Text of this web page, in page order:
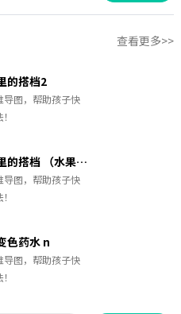
查看更多>>
的搭档2
导图，帮助孩子快
18、魔法城堡里的搭档 （水果盘）
导图，帮助孩子快
色药水 n
导图，帮助孩子快